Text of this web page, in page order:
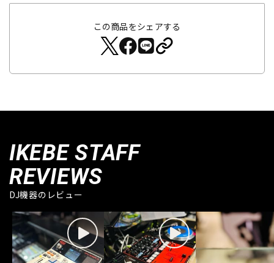
この商品をシェアする
IKEBE STAFF
REVIEWS
DJ機器のレビュー